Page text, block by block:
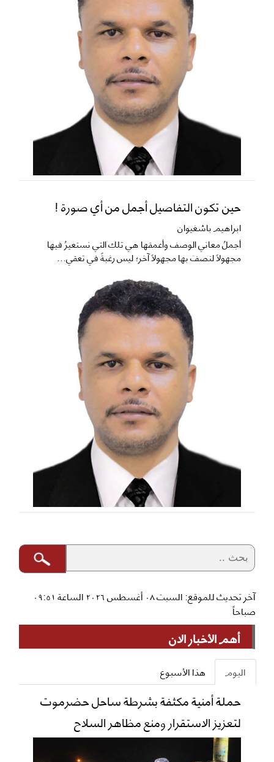
حين تكون التفاصيل أجمل من أي صورة !
ابراهيم باشغيوان
​أجملُ معاني الوصف وأعمقها هي تلك التي نستعيرُ فيها
مجهولاً لنصفَ بها مجهولاً آخر؛ ليس رغبةً في تعقي...
آخر تحديث للموقع: السبت ٠٨ أغسطس ٢٠٢٦ الساعة ٠٩:٥١
صباحاً
أهم الأخبار الان
اليوم هذا الأسبوع
حملة أمنية مكثفة بشرطة ساحل حضرموت
لتعزيز الاستقرار ومنع مظاهر السلاح